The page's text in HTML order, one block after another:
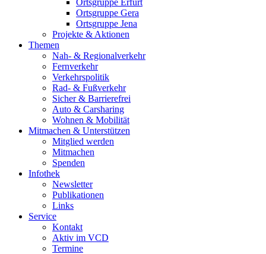
Ortsgruppe Erfurt
Ortsgruppe Gera
Ortsgruppe Jena
Projekte & Aktionen
Themen
Nah- & Regionalverkehr
Fernverkehr
Verkehrspolitik
Rad- & Fußverkehr
Sicher & Barrierefrei
Auto & Carsharing
Wohnen & Mobilität
Mitmachen & Unterstützen
Mitglied werden
Mitmachen
Spenden
Infothek
Newsletter
Publikationen
Links
Service
Kontakt
Aktiv im VCD
Termine